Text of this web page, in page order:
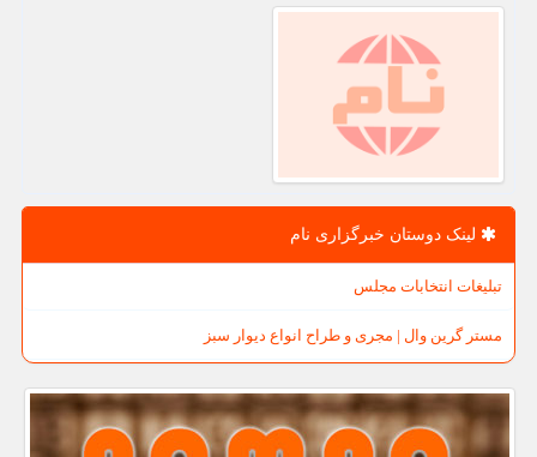
لینک دوستان خبرگزاری نام
تبلیغات انتخابات مجلس
مستر گرین وال | مجری و طراح انواع دیوار سبز